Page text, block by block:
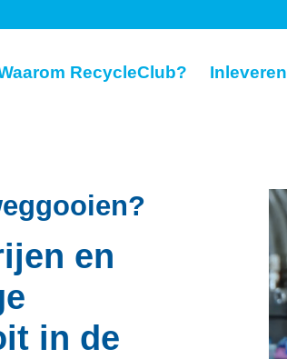
RecycleClub? Inleveren
en
in de